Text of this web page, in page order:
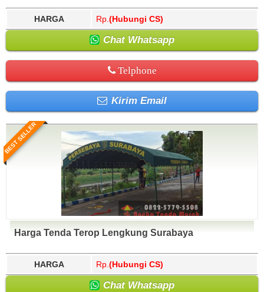
HARGA Rp. (Hubungi CS)
Chat Whatsapp
Telphone
Kirim Email
BEST SELLER
Harga Tenda Terop Lengkung Surabaya
HARGA Rp. (Hubungi CS)
Chat Whatsapp